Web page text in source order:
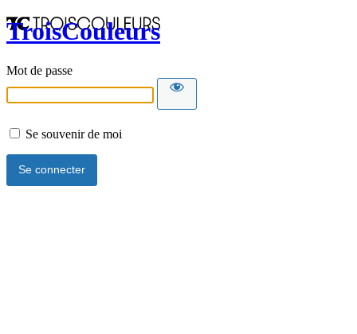
TroisCouleurs
Mot de passe
Se souvenir de moi